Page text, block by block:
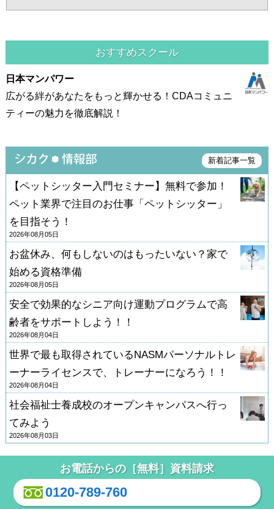
おすすめスクール
日本マンパワー
広がる絆があなたをもっと輝かせる！CDAコミュニ
ティーの魅力を徹底解説！
新着記事一覧
【ペットシッター入門セミナー】無料で参加！
ペット業界で注目のお仕事「ペットシッター」
を目指そう！
2026年08月05日
お盆休み、何もしないのはもったいない？家で
始める資格準備
2026年08月05日
安全で効果的なシニア向け運動プログラムで高
齢者をサポートしよう！！
2026年08月04日
世界で最も取得されているNASMパーソナルトレ
ーナーライセンスで、トレーナーになろう！！
2026年08月04日
社会福祉士養成校のオープンキャンパスへ行っ
てみよう
2026年08月03日
お電話からの［無料］資料請求
0120-789-760